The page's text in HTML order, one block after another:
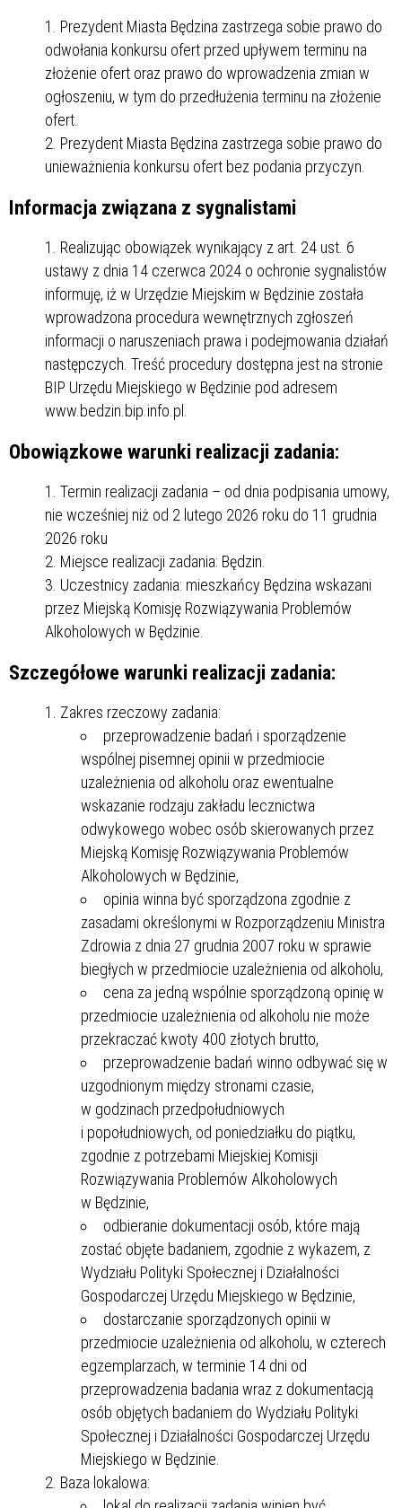
Prezydent Miasta Będzina zastrzega sobie prawo do
odwołania konkursu ofert przed upływem terminu na
złożenie ofert oraz prawo do wprowadzenia zmian w
ogłoszeniu, w tym do przedłużenia terminu na złożenie
ofert.
Prezydent Miasta Będzina zastrzega sobie prawo do
unieważnienia konkursu ofert bez podania przyczyn.
Informacja związana z sygnalistami
Realizując obowiązek wynikający z art. 24 ust. 6
ustawy z dnia 14 czerwca 2024 o ochronie sygnalistów
informuję, iż w Urzędzie Miejskim w Będzinie została
wprowadzona procedura wewnętrznych zgłoszeń
informacji o naruszeniach prawa i podejmowania działań
następczych. Treść procedury dostępna jest na stronie
BIP Urzędu Miejskiego w Będzinie pod adresem
www.bedzin.bip.info.pl.
Obowiązkowe warunki realizacji zadania:
Termin realizacji zadania – od dnia podpisania umowy,
nie wcześniej niż od 2 lutego 2026 roku do 11 grudnia
2026 roku
Miejsce realizacji zadania: Będzin.
Uczestnicy zadania: mieszkańcy Będzina wskazani
przez Miejską Komisję Rozwiązywania Problemów
Alkoholowych w Będzinie.
Szczegółowe warunki realizacji zadania:
Zakres rzeczowy zadania:
przeprowadzenie badań i sporządzenie
wspólnej pisemnej opinii w przedmiocie
uzależnienia od alkoholu oraz ewentualne
wskazanie rodzaju zakładu lecznictwa
odwykowego wobec osób skierowanych przez
Miejską Komisję Rozwiązywania Problemów
Alkoholowych w Będzinie,
opinia winna być sporządzona zgodnie z
zasadami określonymi w Rozporządzeniu Ministra
Zdrowia z dnia 27 grudnia 2007 roku w sprawie
biegłych w przedmiocie uzależnienia od alkoholu,
cena za jedną wspólnie sporządzoną opinię w
przedmiocie uzależnienia od alkoholu nie może
przekraczać kwoty 400 złotych brutto,
przeprowadzenie badań winno odbywać się w
uzgodnionym między stronami czasie,
w godzinach przedpołudniowych
i popołudniowych, od poniedziałku do piątku,
zgodnie z potrzebami Miejskiej Komisji
Rozwiązywania Problemów Alkoholowych
w Będzinie,
odbieranie dokumentacji osób, które mają
zostać objęte badaniem, zgodnie z wykazem, z
Wydziału Polityki Społecznej i Działalności
Gospodarczej Urzędu Miejskiego w Będzinie,
dostarczanie sporządzonych opinii w
przedmiocie uzależnienia od alkoholu, w czterech
egzemplarzach, w terminie 14 dni od
przeprowadzenia badania wraz z dokumentacją
osób objętych badaniem do Wydziału Polityki
Społecznej i Działalności Gospodarczej Urzędu
Miejskiego w Będzinie.
Baza lokalowa: